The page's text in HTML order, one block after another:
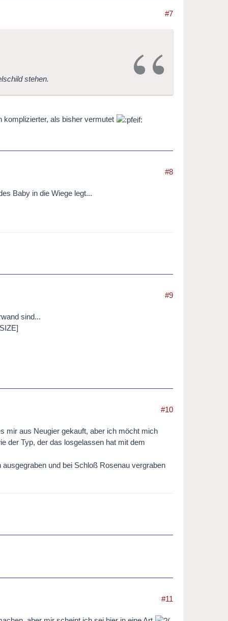
#7
stehen.
komplizierter, als bisher vermutet
#8
Baby in die Wiege legt...
#9
sind...
#10
mir aus Neugier gekauft, aber ich möcht mich
der Typ, der das losgelassen hat mit dem
und bei Schloß Rosenau vergraben
#11